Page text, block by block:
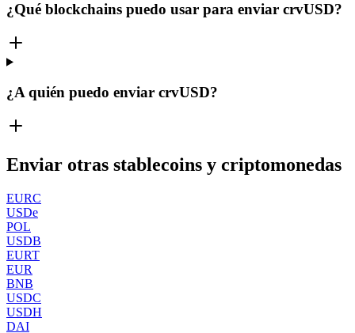
¿Qué blockchains puedo usar para enviar crvUSD?
¿A quién puedo enviar crvUSD?
Enviar otras stablecoins y criptomonedas
EURC
USDe
POL
USDB
EURT
EUR
BNB
USDC
USDH
DAI